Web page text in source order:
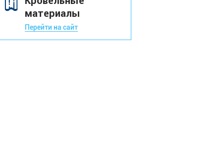
материалы
Перейти на сайт